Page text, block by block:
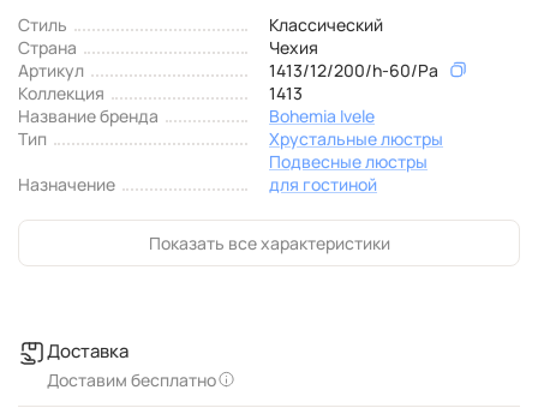
Стиль
Классический
Страна
Чехия
Артикул
1413/12/200/h-60/Pa
Коллекция
1413
Название бренда
Bohemia Ivele
Тип
Хрустальные люстры
Подвесные люстры
Назначение
для гостиной
Показать все характеристики
Доставка
Доставим бесплатно